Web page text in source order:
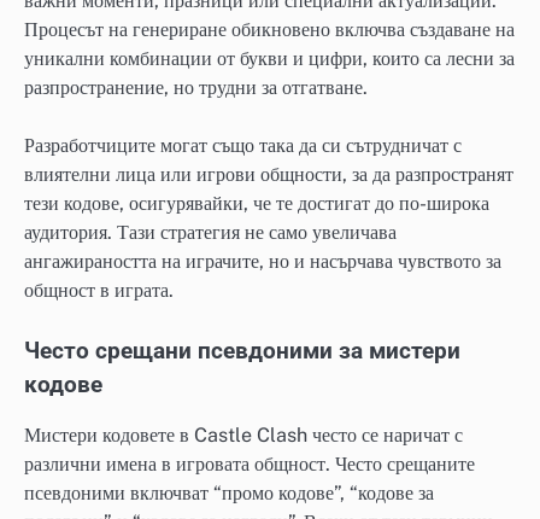
Процесът на генериране обикновено включва създаване на
уникални комбинации от букви и цифри, които са лесни за
разпространение, но трудни за отгатване.
Разработчиците могат също така да си сътрудничат с
влиятелни лица или игрови общности, за да разпространят
тези кодове, осигурявайки, че те достигат до по-широка
аудитория. Тази стратегия не само увеличава
ангажираността на играчите, но и насърчава чувството за
общност в играта.
Често срещани псевдоними за мистери
кодове
Мистери кодовете в Castle Clash често се наричат с
различни имена в игровата общност. Често срещаните
псевдоними включват “промо кодове”, “кодове за